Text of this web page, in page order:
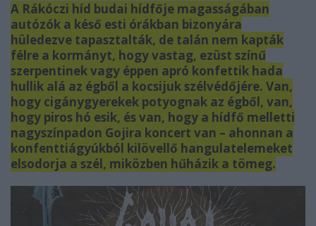
A Rákóczi híd budai hídfője magasságában
autózók a késő esti órákban bizonyára
hüledezve tapasztalták, de talán nem kapták
félre a kormányt, hogy vastag, ezüst színű
szerpentinek vagy éppen apró konfettik hada
hullik alá az égből a kocsijuk szélvédőjére. Van,
hogy cigánygyerekek potyognak az égből, van,
hogy piros hó esik, és van, hogy a hídfő melletti
nagyszínpadon Gojira koncert van – ahonnan a
konfenttiágyúkból kilövellő hangulatelemeket
elsodorja a szél, miközben hűházik a tömeg.